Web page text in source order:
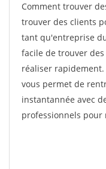
Comment trouver
trouver des clients
tant qu'entreprise
facile de trouver
réaliser
vous permet de
instantannée avec
professionnels pour